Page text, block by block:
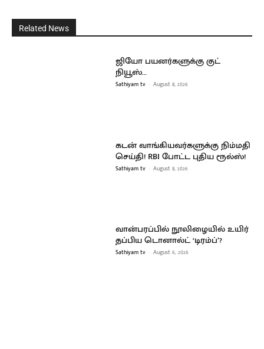
Related News
ஜியோ பயனர்களுக்கு குட்
நியூஸ்…
Sathiyam tv - August 8, 2026
கடன் வாங்கியவர்களுக்கு நிம்மதி
செய்தி! RBI போட்ட புதிய ரூல்ஸ்!
Sathiyam tv - August 8, 2026
வான்பரப்பில் நூலிழையில் உயிர்
தப்பிய டொனால்ட் ‘டிரம்ப்’?
Sathiyam tv - August 6, 2026